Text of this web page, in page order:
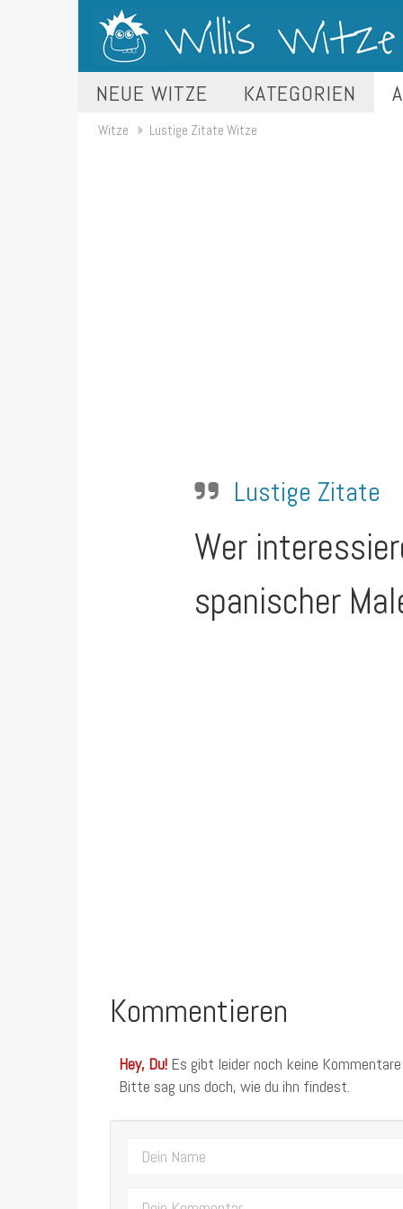
NEUE WITZE KATEGORIEN
Witze Lustige Zitate Witze
Lustige Zitate
Wer
spanischer
Kommentieren
Hey, Du! Es gibt leider noch keine
Bitte sag uns doch, wie du ihn findest.